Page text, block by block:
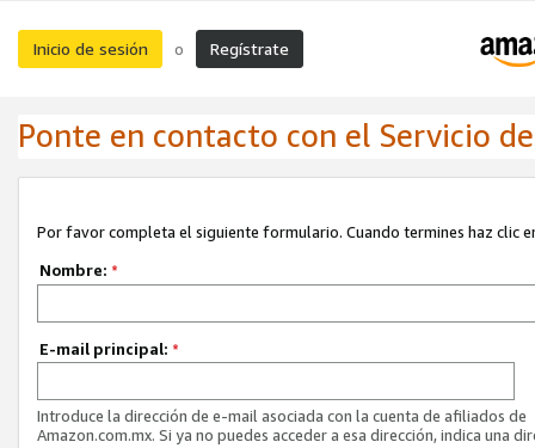
Inicio de sesión o Regístrate
Ponte en contacto con el Servicio
Por favor completa el siguiente formulario. Cuando termines haz clic
Nombre: *
E-mail principal: *
Introduce la dirección de e-mail asociada con la cuenta de afiliados de
Amazon.com.mx. Si ya no puedes acceder a esa dirección, indica una